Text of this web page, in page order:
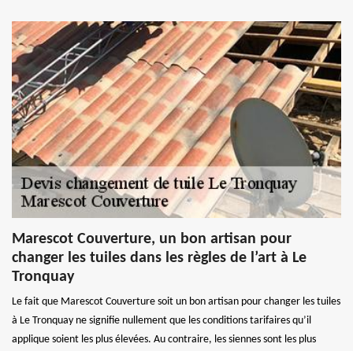
Marescot Couverture, un bon artisan pour
changer les tuiles dans les règles de l’art à Le
Tronquay
Le fait que Marescot Couverture soit un bon artisan pour changer les tuiles
à Le Tronquay ne signifie nullement que les conditions tarifaires qu’il
applique soient les plus élevées. Au contraire, les siennes sont les plus